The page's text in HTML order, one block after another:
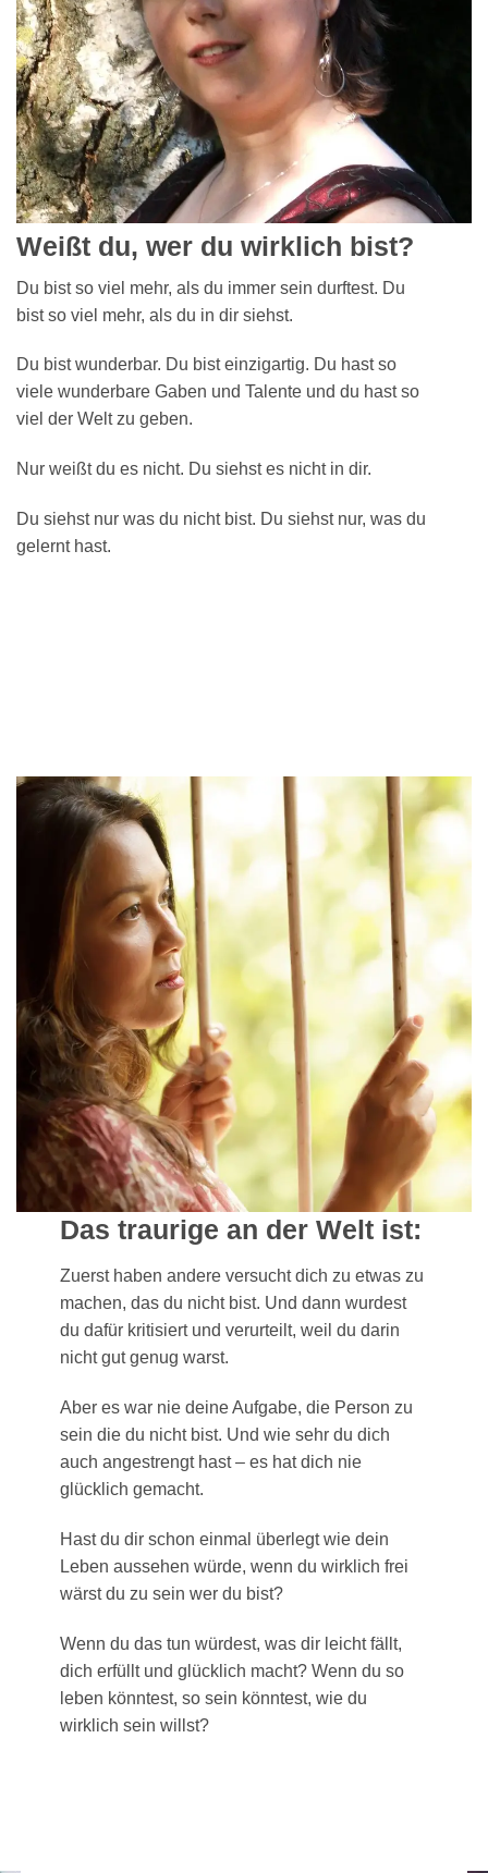
Weißt du, wer du wirklich bist?
Du bist so viel mehr, als du immer sein durftest. Du
bist so viel mehr, als du in dir siehst.
Du bist wunderbar. Du bist einzigartig. Du hast so
viele wunderbare Gaben und Talente und du hast so
viel der Welt zu geben.
Nur weißt du es nicht. Du siehst es nicht in dir.
Du siehst nur was du nicht bist. Du siehst nur, was du
gelernt hast.
Das traurige an der Welt ist:
Zuerst haben andere versucht dich zu etwas zu
machen, das du nicht bist. Und dann wurdest
du dafür kritisiert und verurteilt, weil du darin
nicht gut genug warst.
Aber es war nie deine Aufgabe, die Person zu
sein die du nicht bist. Und wie sehr du dich
auch angestrengt hast – es hat dich nie
glücklich gemacht.
Hast du dir schon einmal überlegt wie dein
Leben aussehen würde, wenn du wirklich frei
wärst du zu sein wer du bist?
Wenn du das tun würdest, was dir leicht fällt,
dich erfüllt und glücklich macht? Wenn du so
leben könntest, so sein könntest, wie du
wirklich sein willst?